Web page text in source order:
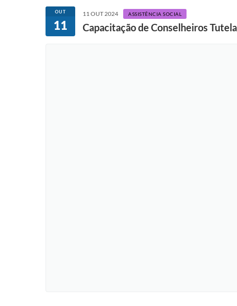
OUT
11
11 OUT 2024 ASSISTÊNCIA SOCIAL
Capacitação de Conselheiros